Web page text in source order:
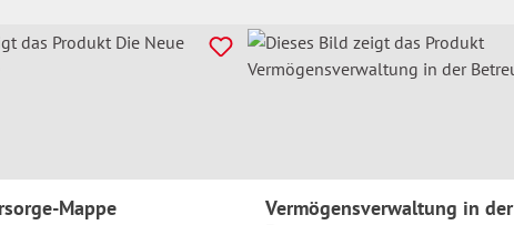
Mappe
Vermögensverwaltung in der